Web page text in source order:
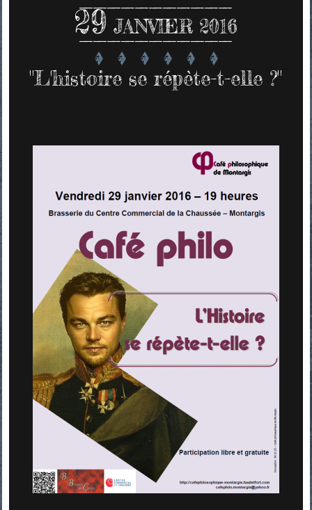
29 JANVIER 2016
"L'histoire se répète-t-elle ?"